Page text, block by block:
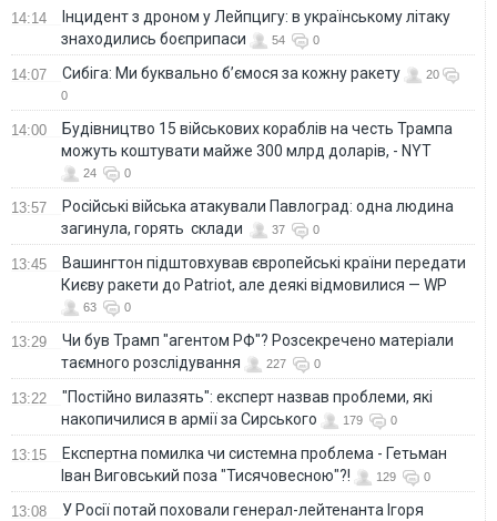
14:14
Інцидент з дроном у Лейпцигу: в українському літаку
знаходились боєприпаси
54 0
14:07 Сибіга: Ми буквально б’ємося за кожну ракету
20
0
14:00
Будівництво 15 військових кораблів на честь Трампа
можуть коштувати майже 300 млрд доларів, - NYT
24 0
13:57
Російські війська атакували Павлоград: одна людина
загинула, горять склади
37 0
13:45
Вашингтон підштовхував європейські країни передати
Києву ракети до Patriot, але деякі відмовилися — WP
63 0
13:29
Чи був Трамп "агентом РФ"? Розсекречено матеріали
таємного розслідування
227 0
13:22
"Постійно вилазять": експерт назвав проблеми, які
накопичилися в армії за Сирського
179 0
13:15
Eкспертна помилка чи системна проблема - Гетьман
Іван Виговський поза "Тисячовесною"?!
129 0
13:08
У Росії потай поховали генерал-лейтенанта Ігоря